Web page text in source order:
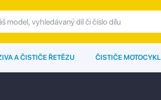
A ČISTIČE ŘETĚZU ČISTIČE